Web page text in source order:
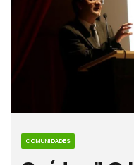
COMUNIDADES